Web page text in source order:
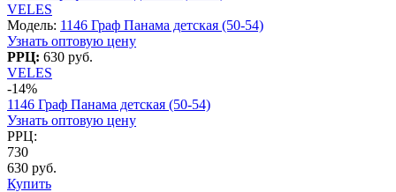
VELES
Модель: 1146 Граф Панама детская (50-54)
Узнать оптовую цену
РРЦ: 630 руб.
VELES
-14%
1146 Граф Панама детская (50-54)
Узнать оптовую цену
РРЦ:
730
630 руб.
Купить